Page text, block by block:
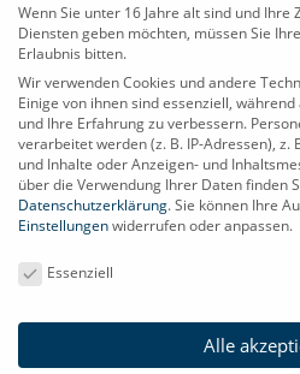
„Von Ihrem Support bin ich
überzeugt und auch das
mir sehr gut!“
Direct-Smarter
Wenn Sie unter 16 Jahre alt sind und
Diensten geben möchten, müssen Sie
Erlaubnis bitten.
Wir verwenden Cookies und andere
Einige von ihnen sind essenziell,
und Ihre Erfahrung zu verbessern.
verarbeitet werden (z. B. IP-Adressen),
und Inhalte oder Anzeigen- und
über die Verwendung Ihrer Daten finden
Datenschutzerklärung.Sie können Ihre
Einstellungenwiderrufen oder anpassen.
Datenschutzeinstellungen
Essenziell
Alle